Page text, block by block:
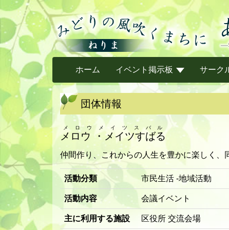
ホーム イベント掲示板 サーク
団体情報
メロウ ・メイツすばる
メロウメイツスバル
仲間作り、これからの人生を豊かに楽しく、
活動分類 市民生活 -地域活動
活動内容 会議イベント
主に利用する施設 区役所 交流会場